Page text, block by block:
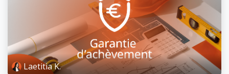
Laetitia K.